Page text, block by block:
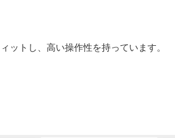
ットし、高い操作性を持っています。